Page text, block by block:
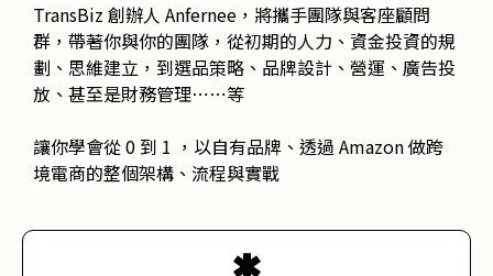
圖片來源：Welly 品牌官網
TransBiz 創辦人 Anfernee，將攜手團隊與客座顧問
群，帶著你與你的團隊，從初期的人力、資金投資的規
劃、思維建立，到選品策略、品牌設計、營運、廣告投
放、甚至是財務管理⋯⋯等
讓你學會從 0 到 1 ，以自有品牌、透過 Amazon 做跨
境電商的整個架構、流程與實戰